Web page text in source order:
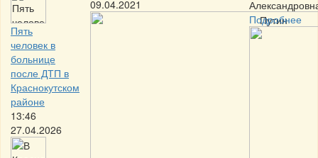
Пять
человек в
больнице
после ДТП в
Краснокутском
районе
13:46
27.04.2026
09.04.2021
Подробнее